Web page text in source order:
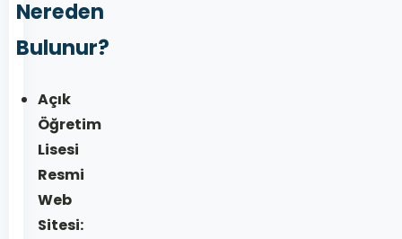
Nereden
Bulunur?
Açık
Öğretim
Lisesi
Resmi
Web
Sitesi: